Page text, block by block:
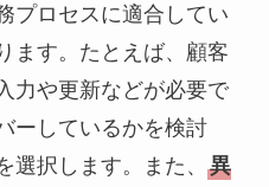
プロセスに適合してい
ます。たとえば、顧客
力や更新などが必要で
ーしているかを検討
選択します。また、 異